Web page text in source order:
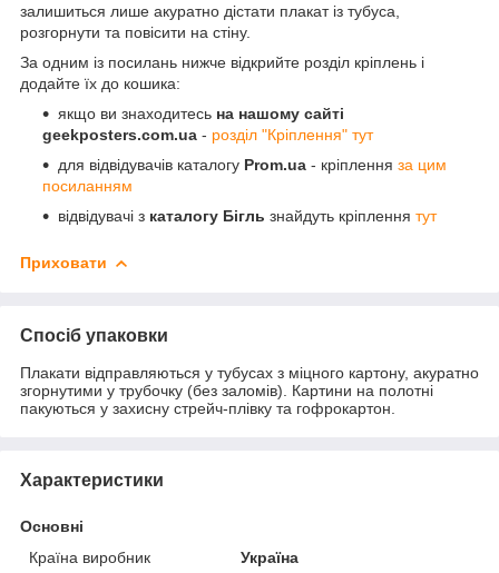
залишиться лише акуратно дістати плакат із тубуса,
розгорнути та повісити на стіну.
За одним із посилань нижче відкрийте розділ кріплень і
додайте їх до кошика:
якщо ви знаходитесь на нашому сайті
geekposters.com.ua - розділ "Кріплення" тут
для відвідувачів каталогу Prom.ua - кріплення за цим
посиланням
відвідувачі з каталогу Бігль знайдуть кріплення тут
Приховати
Спосіб упаковки
Плакати відправляються у тубусах з міцного картону, акуратно
згорнутими у трубочку (без заломів). Картини на полотні
пакуються у захисну стрейч-плівку та гофрокартон.
Характеристики
Основні
Країна виробник
Україна